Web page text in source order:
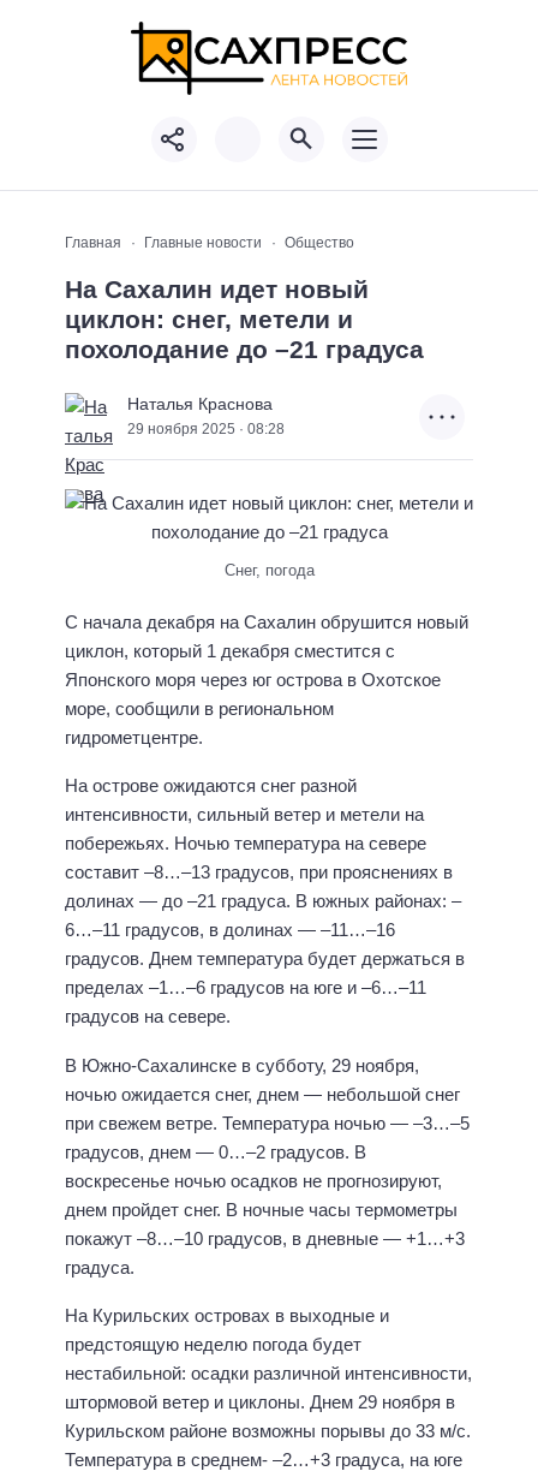
Главная Главные новости Общество
На Сахалин идет новый
циклон: снег, метели и
похолодание до –21 градуса
Наталья Краснова
29 ноября 2025 · 08:28
Снег, погода
С начала декабря на Сахалин обрушится новый
циклон, который 1 декабря сместится с
Японского моря через юг острова в Охотское
море, сообщили в региональном
гидрометцентре.
На острове ожидаются снег разной
интенсивности, сильный ветер и метели на
побережьях. Ночью температура на севере
составит –8…–13 градусов, при прояснениях в
долинах — до –21 градуса. В южных районах: –
6…–11 градусов, в долинах — –11…–16
градусов. Днем температура будет держаться в
пределах –1…–6 градусов на юге и –6…–11
градусов на севере.
В Южно-Сахалинске в субботу, 29 ноября,
ночью ожидается снег, днем — небольшой снег
при свежем ветре. Температура ночью — –3…–5
градусов, днем — 0…–2 градусов. В
воскресенье ночью осадков не прогнозируют,
днем пройдет снег. В ночные часы термометры
покажут –8…–10 градусов, в дневные — +1…+3
градуса.
На Курильских островах в выходные и
предстоящую неделю погода будет
нестабильной: осадки различной интенсивности,
штормовой ветер и циклоны. Днем 29 ноября в
Курильском районе возможны порывы до 33 м/с.
Температура в среднем- –2…+3 градуса, на юге